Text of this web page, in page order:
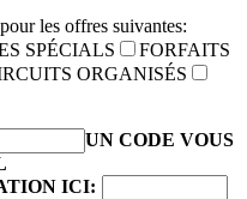
les offres suivantes:
SPÉCIALS
FORFAITS
ORGANISÉS
UN CODE VOUS
ICI: